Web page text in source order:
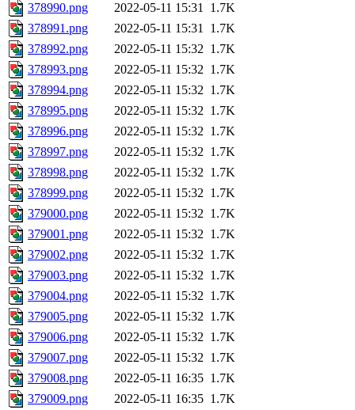
378990.png
2022-05-11 15:31 1.7K
378991.png
2022-05-11 15:31 1.7K
378992.png
2022-05-11 15:32 1.7K
378993.png
2022-05-11 15:32 1.7K
378994.png
2022-05-11 15:32 1.7K
378995.png
2022-05-11 15:32 1.7K
378996.png
2022-05-11 15:32 1.7K
378997.png
2022-05-11 15:32 1.7K
378998.png
2022-05-11 15:32 1.7K
378999.png
2022-05-11 15:32 1.7K
379000.png
2022-05-11 15:32 1.7K
379001.png
2022-05-11 15:32 1.7K
379002.png
2022-05-11 15:32 1.7K
379003.png
2022-05-11 15:32 1.7K
379004.png
2022-05-11 15:32 1.7K
379005.png
2022-05-11 15:32 1.7K
379006.png
2022-05-11 15:32 1.7K
379007.png
2022-05-11 15:32 1.7K
379008.png
2022-05-11 16:35 1.7K
379009.png
2022-05-11 16:35 1.7K